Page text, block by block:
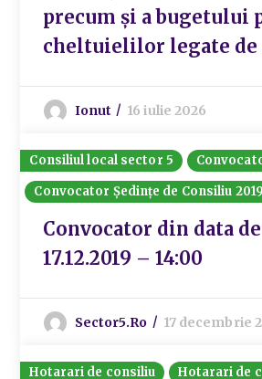
precum și a bugetului
cheltuielilor legate de
Ionut 16 iulie 2026
Consiliul local sector 5
Convocator Ședințe de Consiliu 2019
Convocator din data de
17.12.2019 – 14:00
Sector5.ro 17 decembrie
Hotarari de consiliu Hotarari de